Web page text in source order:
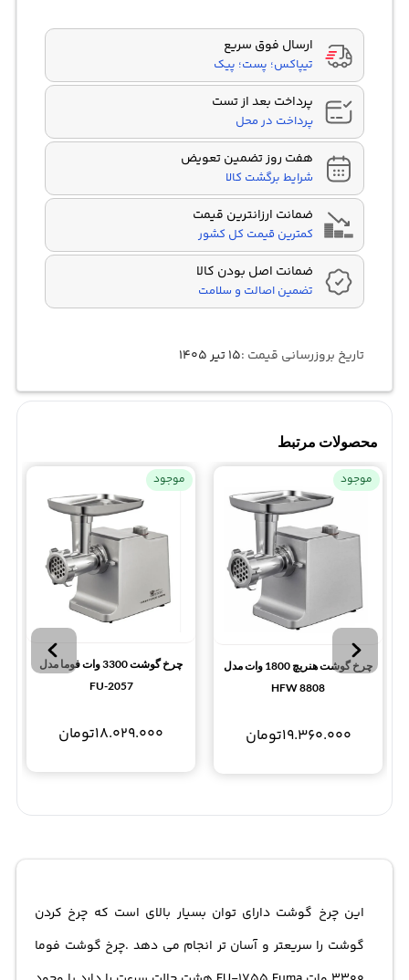
ارسال فوق سریع
تیپاکس؛ پست؛ پیک
پرداخت بعد از تست
پرداخت در محل
هفت روز تضمین تعویض
شرایط برگشت کالا
ضمانت ارزانترین قیمت
کمترین قیمت کل کشور
ضمانت اصل بودن کالا
تضمین اصالت و سلامت
تاریخ بروزرسانی قیمت :۱۵ تیر ۱۴۰۵
محصولات مرتبط
موجود
چرخ گوشت هنریچ 1800 وات مدل
HFW 8808
19.360.000تومان
موجود
چرخ گوشت 3300 وات فوما مدل
FU-2057
18.029.000تومان
این چرخ گوشت دارای توان بسیار بالای است که چرخ کردن
گوشت را سریعتر و آسان تر انجام می دهد .چرخ گوشت فوما